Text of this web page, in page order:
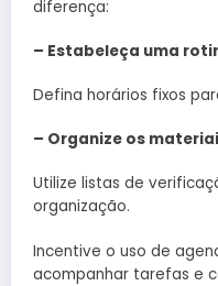
diferença:
– Estabeleça uma
Defina horários fixos
– Organize os
Utilize listas de
organização.
Incentive o uso de
acompanhar tarefas e